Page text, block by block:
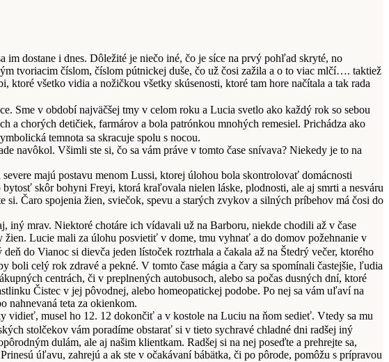
dostane i dnes. Dôležité je niečo iné, čo je síce na prvý pohľad skryté, no
tvoriacim číslom, číslom pútnickej duše, čo už čosi zažila a o to viac mlčí…. taktiež
všetko vidia a nožičkou všetky skúsenosti, ktoré tam hore načítala a tak rada
Sme v období najväčšej tmy v celom roku a Lucia svetlo ako každý rok so sebou
a chorých detičiek, farmárov a bola patrónkou mnohých remesiel. Prichádza ako
temnota sa skracuje spolu s nocou.
navôkol. Všimli ste si, čo sa vám práve v tomto čase snívava? Niekedy je to na
majú postavu menom Lussi, ktorej úlohou bola skontrolovať domácnosti
skôr bohyni Freyi, ktorá kraľovala nielen láske, plodnosti, ale aj smrti a nesváru
Čaro spojenia žien, sviečok, spevu a starých zvykov a silných príbehov má čosi do
mrav. Niektoré chotáre ich vídavali už na Barboru, niekde chodili až v čase
Lucie mali za úlohu posvietiť v dome, tmu vyhnať a do domov požehnanie v
do Vianoc si dievča jeden lístoček roztrhala a čakala až na Štedrý večer, ktorého
boli celý rok zdravé a pekné. V tomto čase mágia a čary sa spomínali častejšie, ľudia
centrách, či v preplnených autobusoch, alebo sa počas dusných dní, ktoré
Čistec v jej pôvodnej, alebo homeopatickej podobe. Po nej sa vám uľaví na
nahnevaná teta za okienkom.
vidieť, musel ho 12. 12 dokončiť a v kostole na Luciu na ňom sedieť. Vtedy sa mu
stolčekov vám poradíme obstarať si v tieto sychravé chladné dni radšej iný
dulám, ale aj našim klientkam. Radšej si na nej poseďte a prehrejte sa,
úľavu, zahrejú a ak ste v očakávaní bábätka, či po pôrode, pomôžu s prípravou